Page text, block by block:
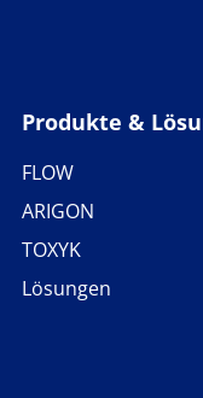
Produkte &
FLOW
ARIGON
TOXYK
Lösungen